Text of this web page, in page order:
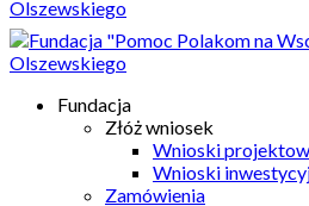
Fundacja
Złóż wniosek
Wnioski
Wnioski
Zamówienia